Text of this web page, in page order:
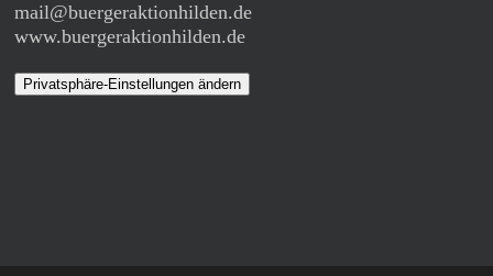
mail@buergeraktionhilden.de
www.buergeraktionhilden.de
Privatsphäre-Einstellungen ändern